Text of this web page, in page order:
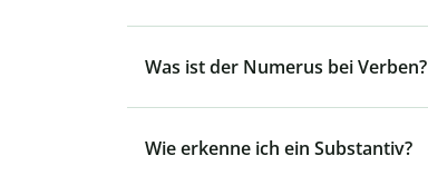
Was ist der Numerus bei Verben?
Wie erkenne ich ein Substantiv?